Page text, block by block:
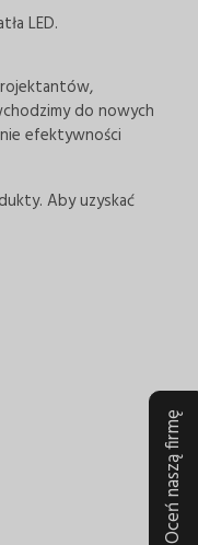
LED.
do nowych
efektywności
Aby uzyskać
Oceń naszą firmę